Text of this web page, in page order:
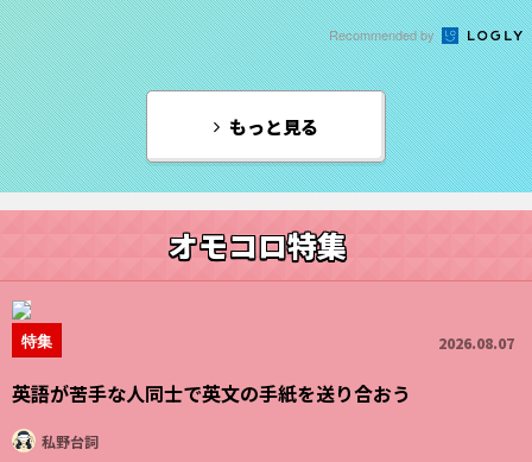
Recommended by
もっと見る
オモコロ特集
特集 2026.08.07
英語が苦手な人同士で英文の手紙を送り合おう
私野台詞